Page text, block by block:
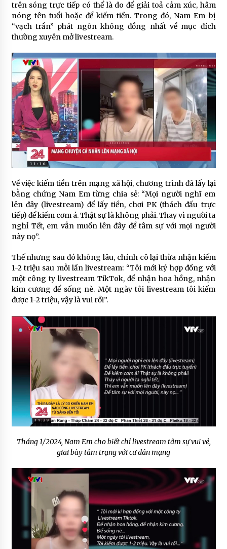
trên sóng trực tiếp có thể là do để giải toả cảm xúc, hâm
nóng tên tuổi hoặc để kiếm tiền. Trong đó, Nam Em bị
“vạch trần” phát ngôn không đồng nhất về mục đích
thường xuyên mở livestream.
Về việc kiếm tiền trên mạng xã hội, chương trình đã lấy lại
bằng chứng Nam Em từng chia sẻ: “Mọi người nghĩ em
lên đây (livestream) để lấy tiền, chơi PK (thách đấu trực
tiếp) để kiếm cơm á. Thật sự là không phải. Thay vì người ta
nghỉ Tết, em vẫn muốn lên đây để tâm sự với mọi người
này nọ”.
Thế nhưng sau đó không lâu, chính cô lại thừa nhận kiếm
1-2 triệu sau mỗi lần livestream: “Tôi mới ký hợp đồng với
một công ty livestream TikTok, để nhận hoa hồng, nhận
kim cương để sống nè. Một ngày tôi livestream tôi kiếm
được 1-2 triệu, vậy là vui rồi”.
Tháng 1/2024, Nam Em cho biết chỉ livestream tâm sự vui vẻ,
giãi bày tâm trạng với cư dân mạng